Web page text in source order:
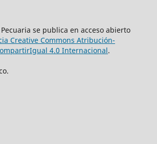
se publica en acceso abierto
Creative Commons Atribución-
4.0 Internacional.